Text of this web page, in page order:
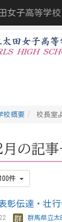
女子高等学校
校概要 校長室
の記事
100件
彰伝達・壮
22
群馬県立太